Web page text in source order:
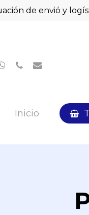
de envió y
phoneemail
Inicio